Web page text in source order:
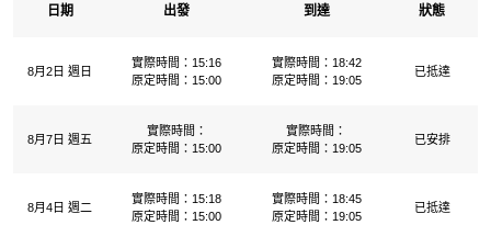
日期 出發 到達 狀態
8月2日 週日
實際時間：15:16
原定時間：15:00
實際時間：18:42
原定時間：19:05
已抵達
8月7日 週五
實際時間：
原定時間：15:00
實際時間：
原定時間：19:05
已安排
8月4日 週二
實際時間：15:18
原定時間：15:00
實際時間：18:45
原定時間：19:05
已抵達